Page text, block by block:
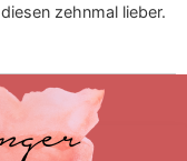
zehnmal lieber.